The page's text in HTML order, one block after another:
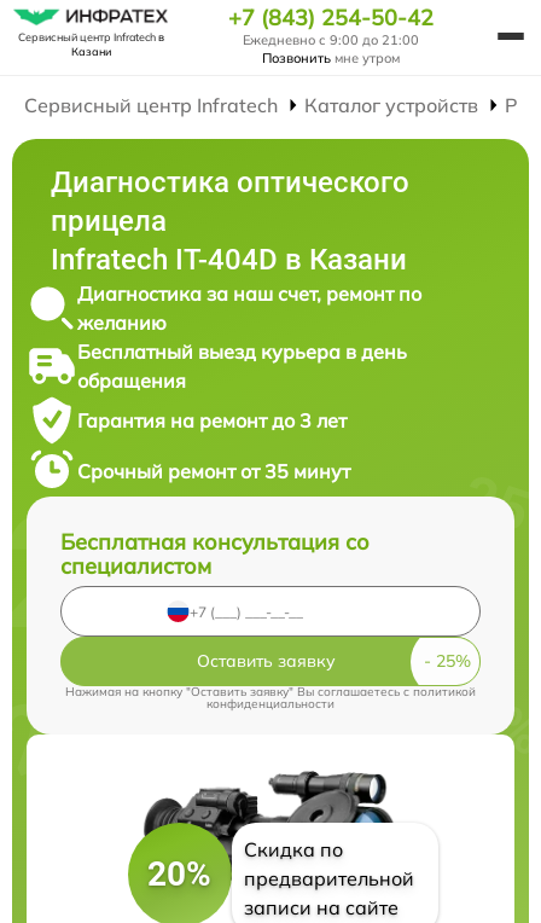
Сервисный центр Infratechв
Казани
+7 (843) 254-50-42
Ежедневно с 9:00 до 21:00
Позвонить мне утром
Сервисный центр Infratech Каталог устройств
Диагностика оптического
прицела
Infratech IT-404D в Казани
Диагностика за наш счет, ремонт по
желанию
Бесплатный выезд курьера в день
обращения
Гарантия на ремонт до 3 лет
Срочный ремонт от 35 минут
Бесплатная консультация со
специалистом
Оставить заявку
Нажимая на кнопку "Оставить заявку" Вы соглашаетесь cполитикой
конфиденциальности
20%
Скидка по
предварительной
записи на сайте